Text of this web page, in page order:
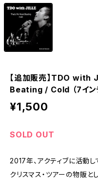
【追加販売】TDO
Beating / Cold （7イン
¥1,500
SOLD OUT
2017年、アクティブに活動
クリスマス・ツアーの物販